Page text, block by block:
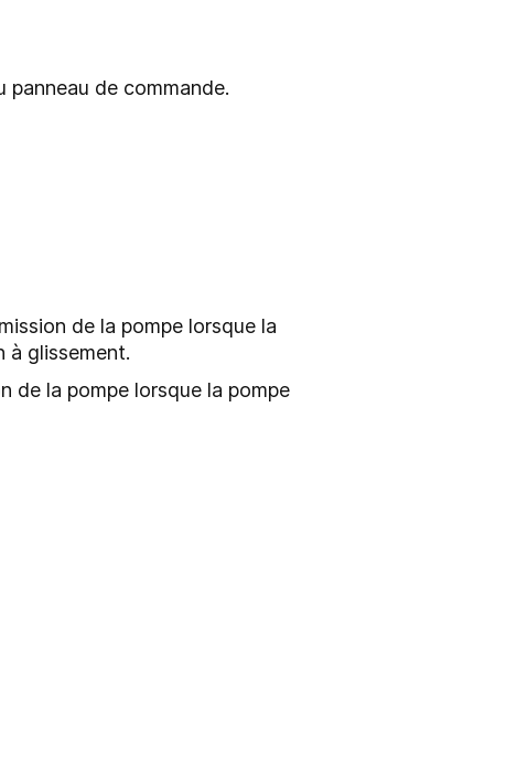
de commande.
de la pompe lorsque la
à glissement.
de la pompe lorsque la pompe